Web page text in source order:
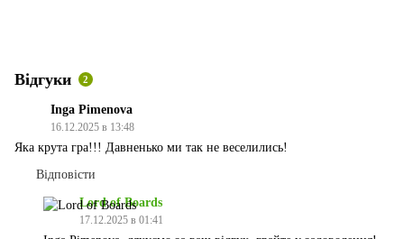
Відгуки 2
Inga Pimenova
16.12.2025 в 13:48
Яка крута гра!!! Давненько ми так не веселились!
Відповісти
Lord of Boards
17.12.2025 в 01:41